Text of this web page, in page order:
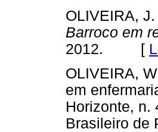
OLIVEIRA,
Barroco em
2012. [
OLIVEIRA,
em
Horizonte, n.
Brasileiro